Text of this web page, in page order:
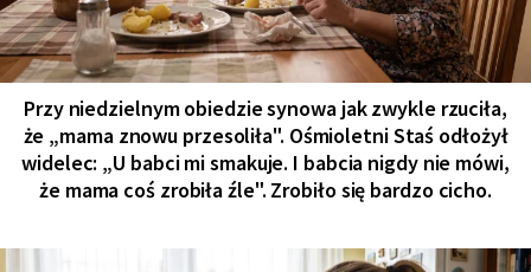
Przy niedzielnym obiedzie synowa jak zwykle rzuciła,
że „mama znowu przesoliła". Ośmioletni Staś odłożył
widelec: „U babci mi smakuje. I babcia nigdy nie mówi,
że mama coś zrobiła źle". Zrobiło się bardzo cicho.